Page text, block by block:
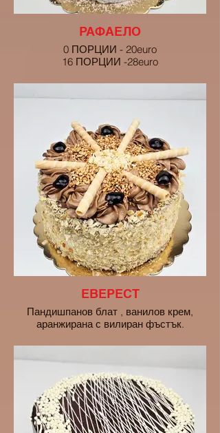
РАФАЕЛО
0 ПОРЦИИ - 20euro
16 ПОРЦИИ -28euro
ЕВЕРЕСТ
Пандишпанов блат , ванилов крем,
аранжирана с вилиран фъстък.
16 ПОРЦИИ - 28euro